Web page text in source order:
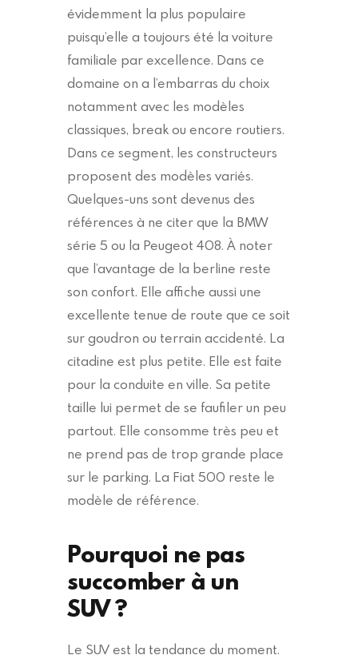
évidemment la plus populaire
puisqu’elle a toujours été la voiture
familiale par excellence. Dans ce
domaine on a l’embarras du choix
notamment avec les modèles
classiques, break ou encore routiers.
Dans ce segment, les constructeurs
proposent des modèles variés.
Quelques-uns sont devenus des
références à ne citer que la BMW
série 5 ou la Peugeot 408. À noter
que l’avantage de la berline reste
son confort. Elle affiche aussi une
excellente tenue de route que ce soit
sur goudron ou terrain accidenté. La
citadine est plus petite. Elle est faite
pour la conduite en ville. Sa petite
taille lui permet de se faufiler un peu
partout. Elle consomme très peu et
ne prend pas de trop grande place
sur le parking. La Fiat 500 reste le
modèle de référence.
Pourquoi ne pas
succomber à un
SUV ?
Le SUV est la tendance du moment.